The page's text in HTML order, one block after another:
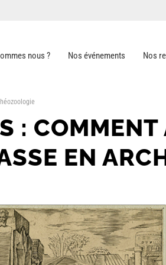
nous ? Nos événements Nos
: COMMENT
EN